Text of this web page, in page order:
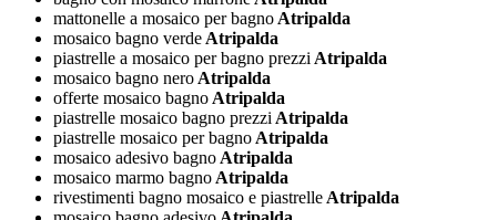
mattonelle a mosaico per bagnoAtripalda
mosaico bagno verdeAtripalda
piastrelle a mosaico per bagno prezziAtripalda
mosaico bagno neroAtripalda
offerte mosaico bagnoAtripalda
piastrelle mosaico bagno prezziAtripalda
piastrelle mosaico per bagnoAtripalda
mosaico adesivo bagnoAtripalda
mosaico marmo bagnoAtripalda
rivestimenti bagno mosaico e piastrelleAtripalda